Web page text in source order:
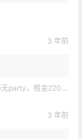
3 年前
有意短信联系2508858496
3 年前